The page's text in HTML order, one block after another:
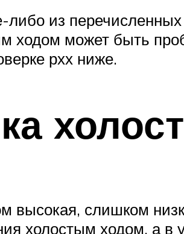
из
ходом может быть
рхх ниже.
высокая, слишком
холостым ходом, а в